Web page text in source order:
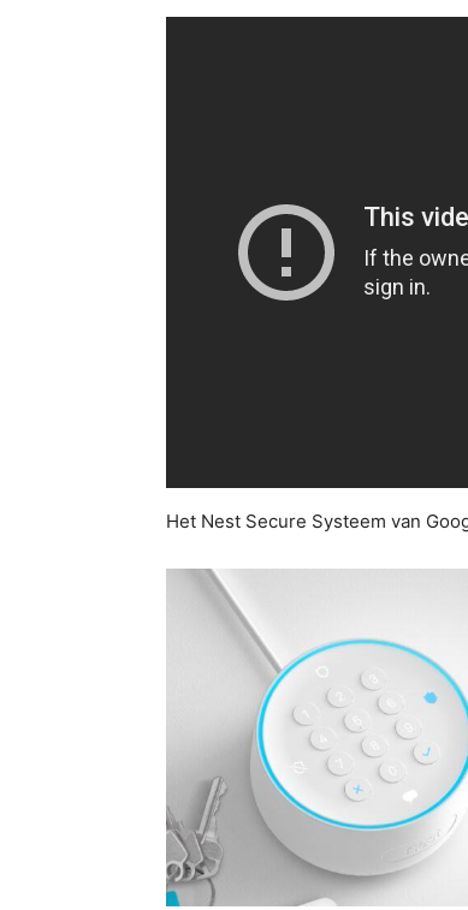
Het Nest Secure Systeem van